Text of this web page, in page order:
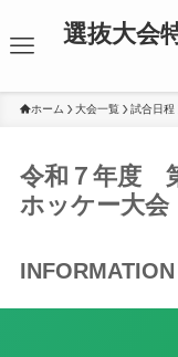
選抜大会
ホーム 大会一覧 試合日程
令和７年度
ホッケー大会
INFORMATION